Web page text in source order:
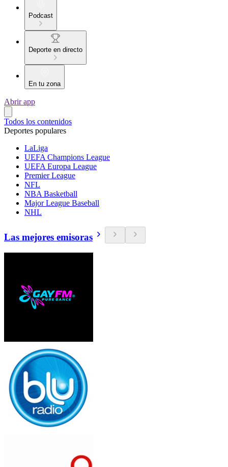
Podcast
Deporte en directo
En tu zona
Abrir app
Todos los contenidos
Deportes populares
LaLiga
UEFA Champions League
UEFA Europa League
Premier League
NFL
NBA Basketball
Major League Baseball
NHL
Las mejores emisoras